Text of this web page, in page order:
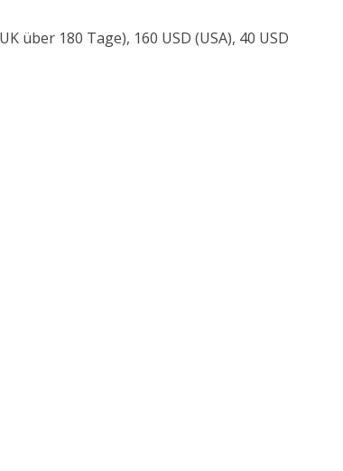
über 180 Tage), 160 USD (USA), 40 USD